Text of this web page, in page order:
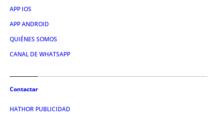
APP IOS
APP ANDROID
QUIÉNES SOMOS
CANAL DE WHATSAPP
Contactar
HATHOR PUBLICIDAD